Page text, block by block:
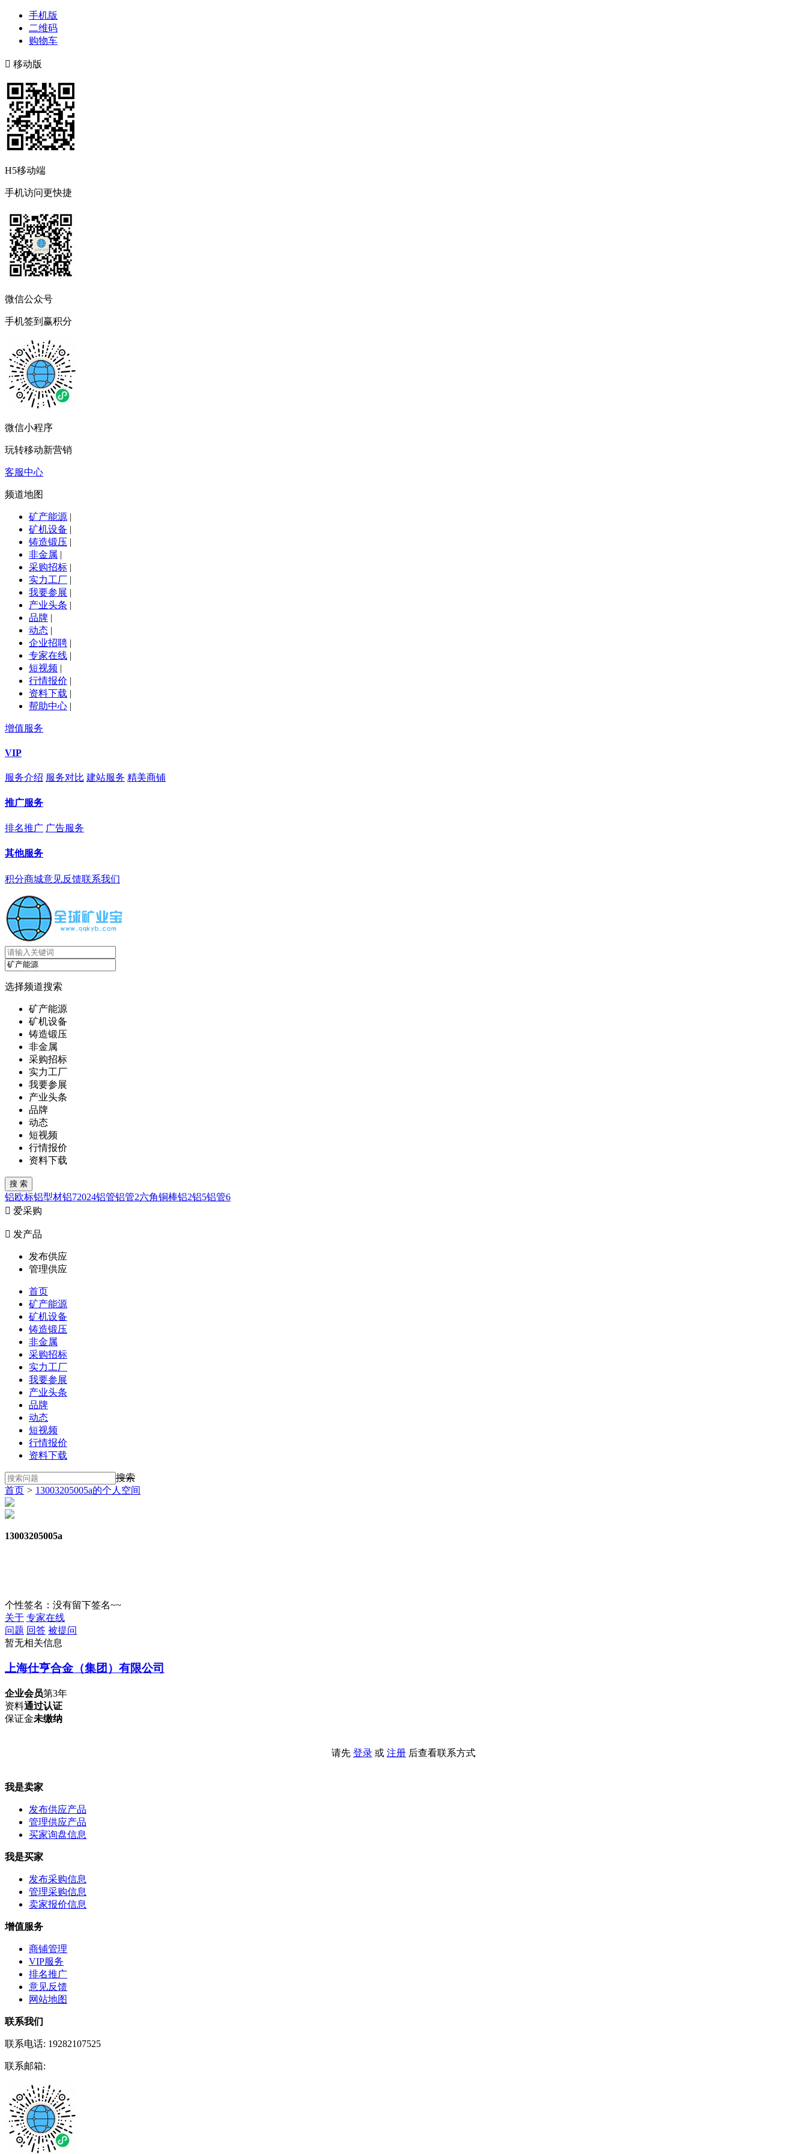
手机版
二维码
购物车
 移动版
H5移动端
手机访问更快捷
微信公众号
手机签到赢积分
微信小程序
玩转移动新营销
客服中心
频道地图
矿产能源 |
矿机设备 |
铸造锻压 |
非金属 |
采购招标 |
实力工厂 |
我要参展 |
产业头条 |
品牌 |
动态 |
企业招聘 |
专家在线 |
短视频 |
行情报价 |
资料下载 |
帮助中心 |
增值服务
VIP
服务介绍 服务对比 建站服务 精美商铺
推广服务
排名推广 广告服务
其他服务
积分商城意见反馈联系我们
选择频道搜索
矿产能源
矿机设备
铸造锻压
非金属
采购招标
实力工厂
我要参展
产业头条
品牌
动态
短视频
行情报价
资料下载
铝欧标铝型材铝72024铝管铝管2六角铜棒铝2铝5铝管6
 爱采购
 发产品
发布供应
管理供应
首页
矿产能源
矿机设备
铸造锻压
非金属
采购招标
实力工厂
我要参展
产业头条
品牌
动态
短视频
行情报价
资料下载
搜索
首页 > 13003205005a的个人空间
13003205005a
个性签名：没有留下签名~~
关于 专家在线
问题 回答 被提问
暂无相关信息
上海仕亨合金（集团）有限公司
企业会员第3年
资料通过认证
保证金未缴纳
请先 登录 或 注册 后查看联系方式
我是卖家
发布供应产品
管理供应产品
买家询盘信息
我是买家
发布采购信息
管理采购信息
卖家报价信息
增值服务
商铺管理
VIP服务
排名推广
意见反馈
网站地图
联系我们
联系电话: 19282107525
联系邮箱: